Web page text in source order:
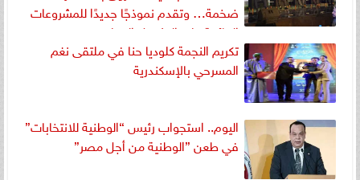
ضخمة… وتقدم نموذجًا جديدًا للمشروعات
القائمة على التشغيل الفعلي
تكريم النجمة كلوديا حنا في ملتقى نغم
المسرحي بالإسكندرية
اليوم.. استجواب رئيس “الوطنية للانتخابات”
في طعن ”الوطنية من أجل مصر”